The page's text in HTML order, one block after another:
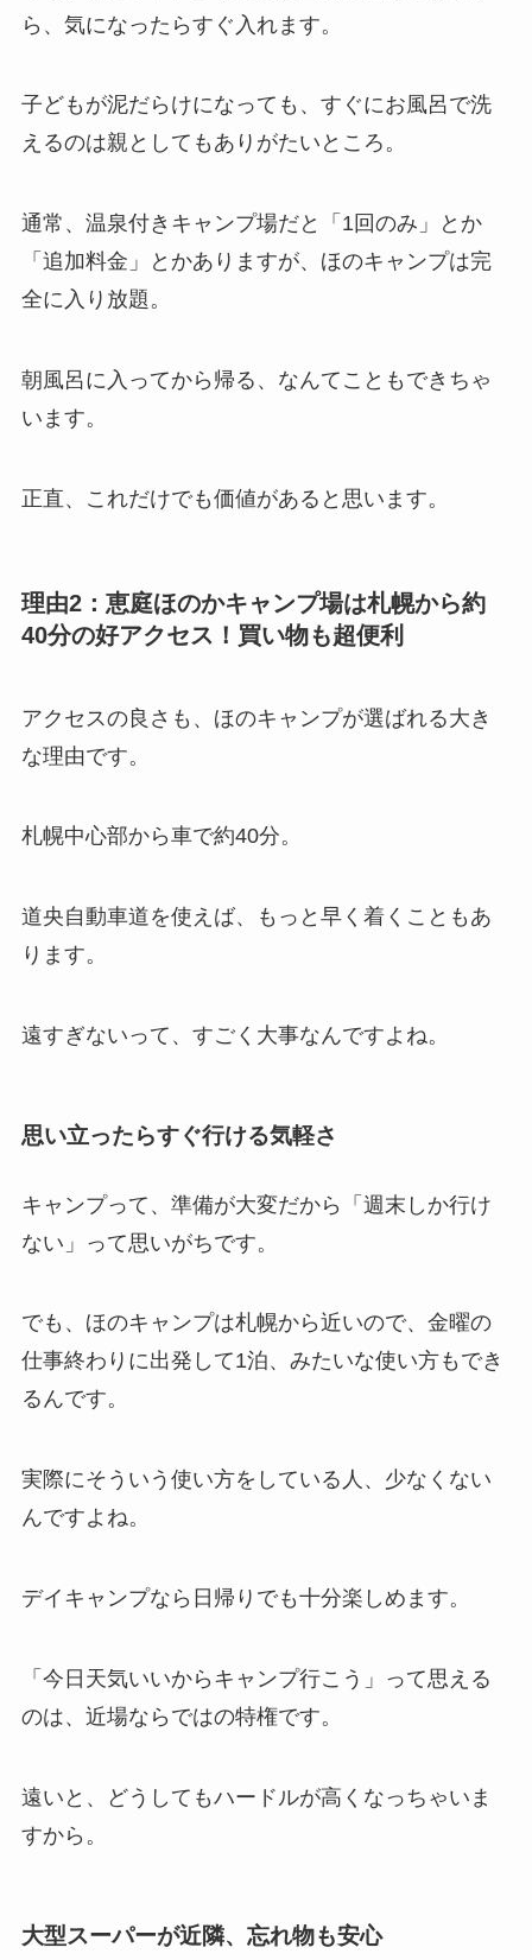
ら、気になったらすぐ入れます。
子どもが泥だらけになっても、すぐにお風呂で洗
えるのは親としてもありがたいところ。
通常、温泉付きキャンプ場だと「1回のみ」とか
「追加料金」とかありますが、ほのキャンプは完
全に入り放題。
朝風呂に入ってから帰る、なんてこともできちゃ
います。
正直、これだけでも価値があると思います。
理由2：恵庭ほのかキャンプ場は札幌から約
40分の好アクセス！買い物も超便利
アクセスの良さも、ほのキャンプが選ばれる大き
な理由です。
札幌中心部から車で約40分。
道央自動車道を使えば、もっと早く着くこともあ
ります。
遠すぎないって、すごく大事なんですよね。
思い立ったらすぐ行ける気軽さ
キャンプって、準備が大変だから「週末しか行け
ない」って思いがちです。
でも、ほのキャンプは札幌から近いので、金曜の
仕事終わりに出発して1泊、みたいな使い方もでき
るんです。
実際にそういう使い方をしている人、少なくない
んですよね。
デイキャンプなら日帰りでも十分楽しめます。
「今日天気いいからキャンプ行こう」って思える
のは、近場ならではの特権です。
遠いと、どうしてもハードルが高くなっちゃいま
すから。
大型スーパーが近隣、忘れ物も安心